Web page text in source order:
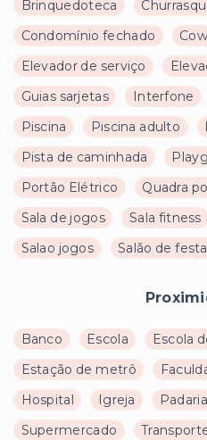
Brinquedoteca
Condomínio fechado
Elevador de serviço
Guias sarjetas
Interfone
Piscina
Piscina adulto
Pista de caminhada
Portão Elétrico
Quadra
Sala de jogos
Sala fitness
Salao jogos
Salão de
Banco Escola
Escola
Estação de metrô
Hospital
Igreja Padaria
Supermercado